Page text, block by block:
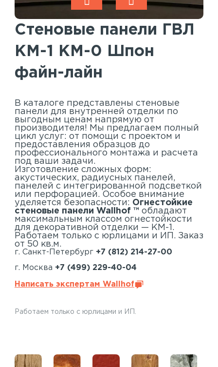
Акустические панели
Реечный потолок
Индивидуальные решения
Каталог
Стеновые панели ГВЛ
КМ-1 КМ-0 Шпон
файн-лайн
В каталоге представлены стеновые
панели для внутренней отделки по
выгодным ценам напрямую от
производителя! Мы предлагаем полный
цикл услуг: от помощи с проектом и
предоставления образцов до
профессионального монтажа и расчета
под ваши задачи.
Изготовление сложных форм:
акустических, радиусных панелей,
панелей с интегрированной подсветкой
или перфорацией. Особое внимание
уделяется безопасности: Огнестойкие
стеновые панели Wallhof ™ обладают
максимальным классом огнестойкости
для декоративной отделки — КМ-1.
Работаем только с юрлицами и ИП. Заказ
от 50 кв.м.
г. Санкт-Петербург +7 (812) 214-27-00
г. Москва +7 (499) 229-40-04
Написать экспертам Wallhof
Работаем только с юрлицами и ИП.